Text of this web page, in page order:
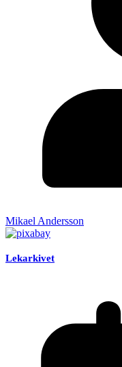
Mikael Andersson
Lekarkivet